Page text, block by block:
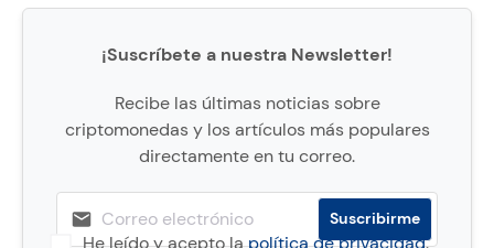
¡Suscríbete a nuestra Newsletter!
Recibe las últimas noticias sobre
criptomonedas y los artículos más populares
directamente en tu correo.
He leído y acepto lapolítica de privacidad.